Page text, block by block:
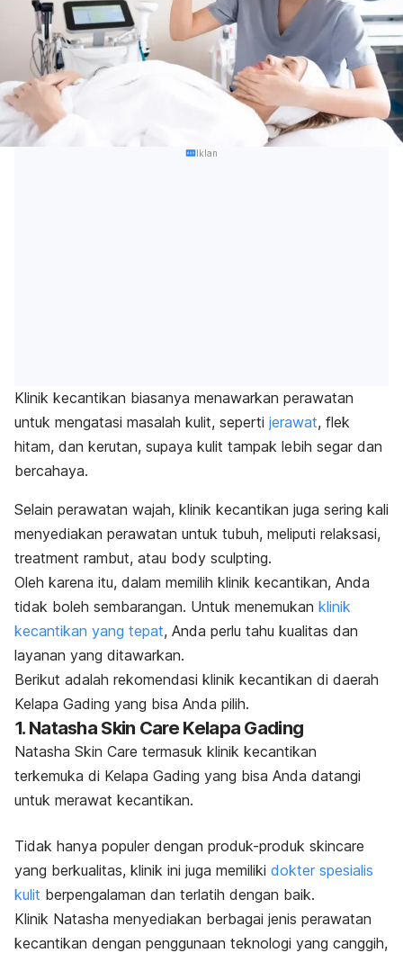
Iklan
Klinik kecantikan biasanya menawarkan perawatan
untuk mengatasi masalah kulit, seperti jerawat, flek
hitam, dan kerutan, supaya kulit tampak lebih segar dan
bercahaya.
Selain perawatan wajah, klinik kecantikan juga sering kali
menyediakan perawatan untuk tubuh, meliputi relaksasi,
treatment rambut, atau body sculpting.
Oleh karena itu, dalam memilih klinik kecantikan, Anda
tidak boleh sembarangan. Untuk menemukan klinik
kecantikan yang tepat, Anda perlu tahu kualitas dan
layanan yang ditawarkan.
Berikut adalah rekomendasi klinik kecantikan di daerah
Kelapa Gading yang bisa Anda pilih.
1. Natasha Skin Care Kelapa Gading
Natasha Skin Care termasuk klinik kecantikan
terkemuka di Kelapa Gading yang bisa Anda datangi
untuk merawat kecantikan.
Tidak hanya populer dengan produk-produk skincare
yang berkualitas, klinik ini juga memiliki dokter spesialis
kulit berpengalaman dan terlatih dengan baik.
Klinik Natasha menyediakan berbagai jenis perawatan
kecantikan dengan penggunaan teknologi yang canggih,